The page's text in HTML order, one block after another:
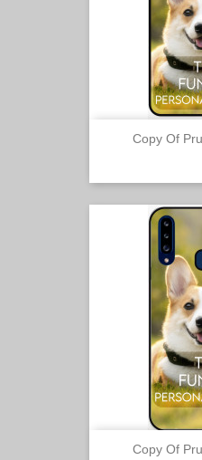
Copy Of
Copy Of